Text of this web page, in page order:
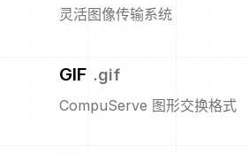
灵活图像传输系统
GIF .gif
CompuServe 图形交换格式